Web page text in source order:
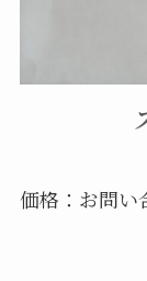
価格：お問い